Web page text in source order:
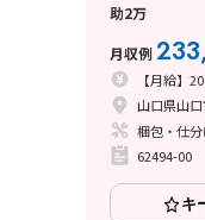
助2万
月収例
【月給】
山口県山
梱包・仕
62494-00
キ